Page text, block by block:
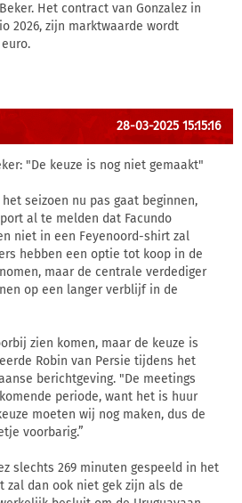
Het contract van Gonzalez in
2026, zijn marktwaarde wordt
28-03-2025 15:15:16
"De keuze is nog niet gemaakt"
seizoen nu pas gaat beginnen,
al te melden dat Facundo
niet in een Feyenoord-shirt zal
hebben een optie tot koop in de
maar de centrale verdediger
op een langer verblijf in de
zien komen, maar de keuze is
Robin van Persie tijdens het
berichtgeving. "De meetings
periode, want het is huur
moeten wij nog maken, dus de
voorbarig.”
slechts 269 minuten gespeeld in het
zal dan ook niet gek zijn als de